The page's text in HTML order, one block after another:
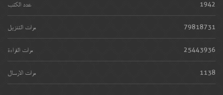
عدد الكتب 1942
مرات التنزيل 79818731
مرات القراءة 25443936
مرات الارسال 1138